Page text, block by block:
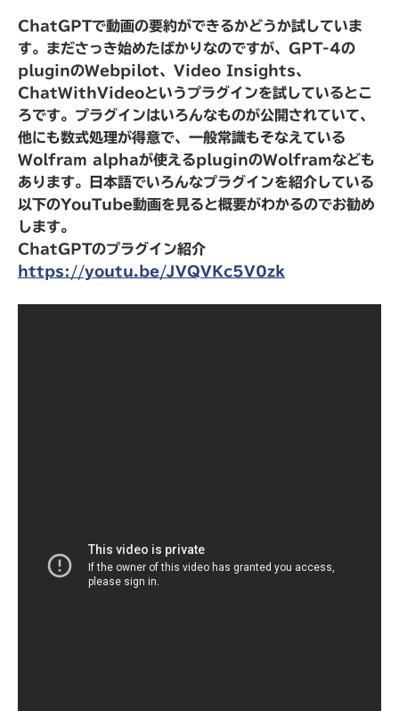
ChatGPTで動画の要約ができるかどうか試していま
す。まださっき始めたばかりなのですが、GPT-4の
pluginのWebpilot、Video Insights、
ChatWithVideoというプラグインを試しているとこ
ろです。プラグインはいろんなものが公開されていて、
他にも数式処理が得意で、一般常識もそなえている
Wolfram alphaが使えるpluginのWolframなども
あります。日本語でいろんなプラグインを紹介している
以下のYouTube動画を見ると概要がわかるのでお勧め
します。
ChatGPTのプラグイン紹介
https://youtu.be/JVQVKc5V0zk